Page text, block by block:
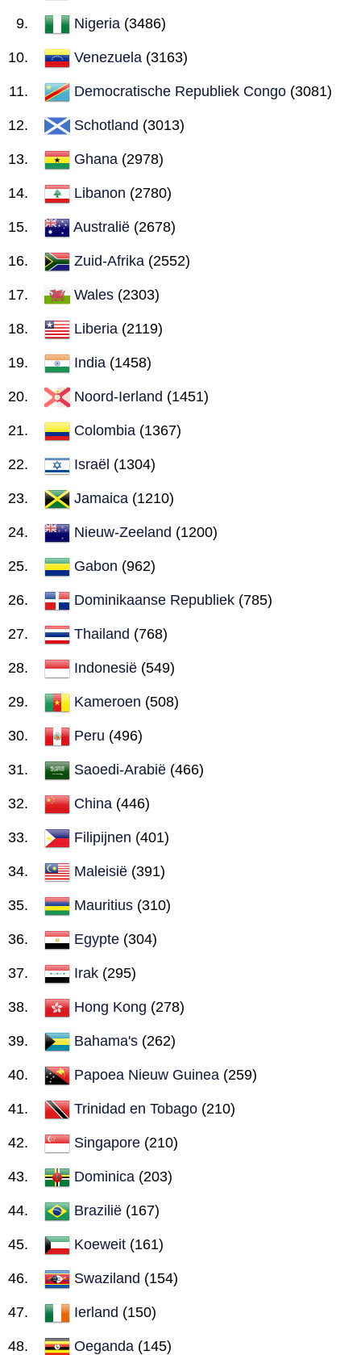
Nigeria (3486)
Venezuela (3163)
Democratische Republiek Congo (3081)
Schotland (3013)
Ghana (2978)
Libanon (2780)
Australië (2678)
Zuid-Afrika (2552)
Wales (2303)
Liberia (2119)
India (1458)
Noord-Ierland (1451)
Colombia (1367)
Israël (1304)
Jamaica (1210)
Nieuw-Zeeland (1200)
Gabon (962)
Dominikaanse Republiek (785)
Thailand (768)
Indonesië (549)
Kameroen (508)
Peru (496)
Saoedi-Arabië (466)
China (446)
Filipijnen (401)
Maleisië (391)
Mauritius (310)
Egypte (304)
Irak (295)
Hong Kong (278)
Bahama's (262)
Papoea Nieuw Guinea (259)
Trinidad en Tobago (210)
Singapore (210)
Dominica (203)
Brazilië (167)
Koeweit (161)
Swaziland (154)
Ierland (150)
Oeganda (145)